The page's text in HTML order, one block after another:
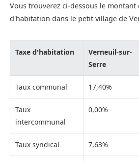
Vous trouverez ci-dessous le montant
d'habitation dans le petit village de
Taxe d'habitation
Verneuil-sur-
Serre
Taux communal 17,40%
Taux
intercommunal
0,00%
Taux syndical 7,63%